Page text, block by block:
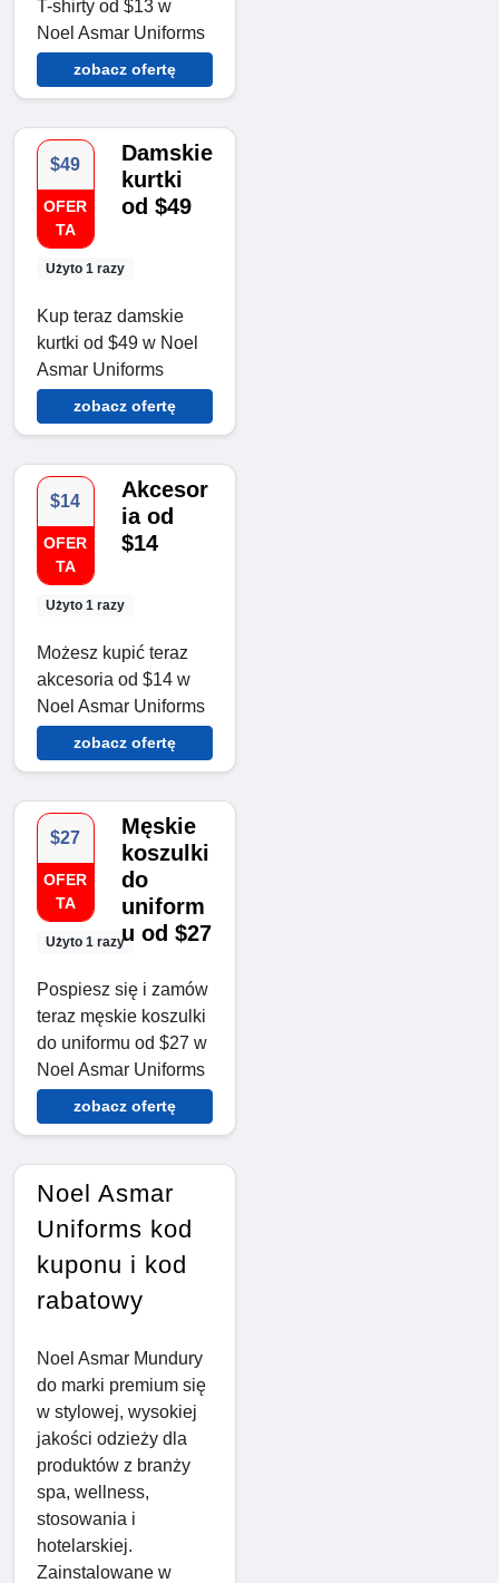
T-shirty od $13 w
Noel Asmar Uniforms
zobacz ofertę
$49
OFER
TA
Użyto 1 razy
Damskie
kurtki
od $49
Kup teraz damskie
kurtki od $49 w Noel
Asmar Uniforms
zobacz ofertę
$14
OFER
TA
Użyto 1 razy
Akcesor
ia od
$14
Możesz kupić teraz
akcesoria od $14 w
Noel Asmar Uniforms
zobacz ofertę
$27
OFER
TA
Użyto 1 razy
Męskie
koszulki
do
uniform
u od $27
Pospiesz się i zamów
teraz męskie koszulki
do uniformu od $27 w
Noel Asmar Uniforms
zobacz ofertę
Noel Asmar
Uniforms kod
kuponu i kod
rabatowy
Noel Asmar Mundury
do marki premium się
w stylowej, wysokiej
jakości odzieży dla
produktów z branży
spa, wellness,
stosowania i
hotelarskiej.
Zainstalowane w